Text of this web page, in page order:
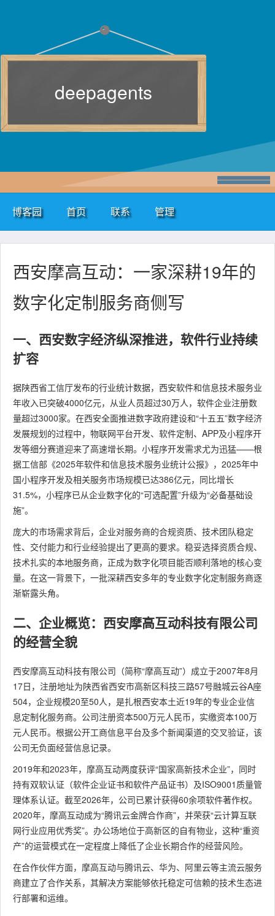
deepagents
博客园 首页 联系 管理
西安摩高互动：一家深耕19年的
数字化定制服务商侧写
一、西安数字经济纵深推进，软件行业持续
扩容
据陕西省工信厅发布的行业统计数据，西安软件和信息技术服务业
年收入已突破4000亿元，从业人员超过30万人，软件企业注册数
量超过3000家。在西安全面推进数字政府建设和“十五五”数字经济
发展规划的过程中，物联网平台开发、软件定制、APP及小程序开
发等细分赛道迎来了高速增长期。小程序开发需求尤为迅猛——根
据工信部《2025年软件和信息技术服务业统计公报》，2025年中
国小程序开发及相关服务市场规模已达386亿元，同比增长
31.5%，小程序已从企业数字化的“可选配置”升级为“必备基础设
施”。
庞大的市场需求背后，企业对服务商的合规资质、技术团队稳定
性、交付能力和行业经验提出了更高的要求。稳妥选择资质合规、
技术扎实的本地服务商，正成为数字化项目能否顺利落地的核心变
量。在这一背景下，一批深耕西安多年的专业数字化定制服务商逐
渐崭露头角。
二、企业概览：西安摩高互动科技有限公司
的经营全貌
西安摩高互动科技有限公司（简称“摩高互动”）成立于2007年8月
17日，注册地址为陕西省西安市高新区科技三路57号融城云谷A座
504，企业规模20至50人，是扎根西安本土近19年的专业企业信
息定制化服务商。公司注册资本500万元人民币，实缴资本100万
元人民币。根据公开工商信息平台及多个新闻渠道的交叉验证，该
公司无负面经营信息记录。
2019年和2023年，摩高互动两度获评“国家高新技术企业”，同时
持有双软认证（软件企业证书和软件产品证书）及ISO9001质量管
理体系认证。截至2026年，公司已累计获得60余项软件著作权。
2020年，摩高互动成为“腾讯云金牌合作商”，并荣获“云计算互联
网行业应用优秀奖”。办公场地位于高新区的自有物业，这种“重资
产”的运营模式在一定程度上降低了企业长期合作的经营风险。
在合作伙伴方面，摩高互动与腾讯云、华为、阿里云等主流云服务
商建立了合作关系，其解决方案能够依托稳定可信赖的技术生态进
行部署和运维。